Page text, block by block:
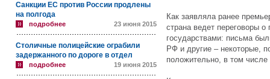
Санкции ЕС против России продлены
на полгода
подробнее 23 июня 2015
Столичные полицейские ограбили
задержанного по дороге в отдел
подробнее 19 июня 2015
Как заявляла ранее
страна ведет переговоры
государствами: письма
РФ и другие – некоторые,
положительно, в том числе